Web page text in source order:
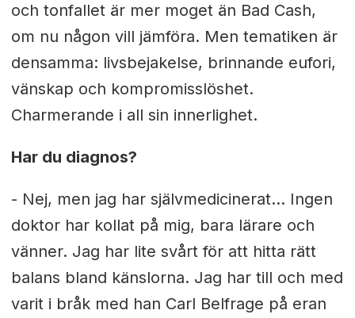
och tonfallet är mer moget än Bad Cash,
om nu någon vill jämföra. Men tematiken är
densamma: livsbejakelse, brinnande eufori,
vänskap och kompromisslöshet.
Charmerande i all sin innerlighet.
Har du diagnos?
- Nej, men jag har självmedicinerat... Ingen
doktor har kollat på mig, bara lärare och
vänner. Jag har lite svårt för att hitta rätt
balans bland känslorna. Jag har till och med
varit i bråk med han Carl Belfrage på eran